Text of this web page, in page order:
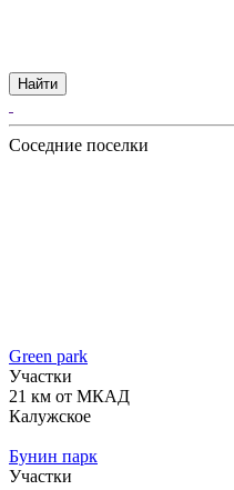
Найти
Соседние поселки
Green park
Участки
21 км от МКАД
Калужское
Бунин парк
Участки